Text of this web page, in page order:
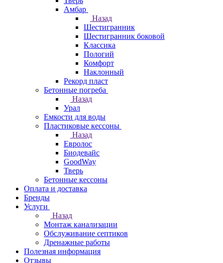
Амбар
Назад
Шестигранник
Шестигранник боковой
Классика
Пологий
Комфорт
Наклонный
Рекорд пласт
Бетонные погреба
Назад
Урал
Емкости для воды
Пластиковые кессоны
Назад
Евролос
Биодевайс
GoodWay
Тверь
Бетонные кессоны
Оплата и доставка
Бренды
Услуги
Назад
Монтаж канализации
Обслуживание септиков
Дренажные работы
Полезная информация
Отзывы